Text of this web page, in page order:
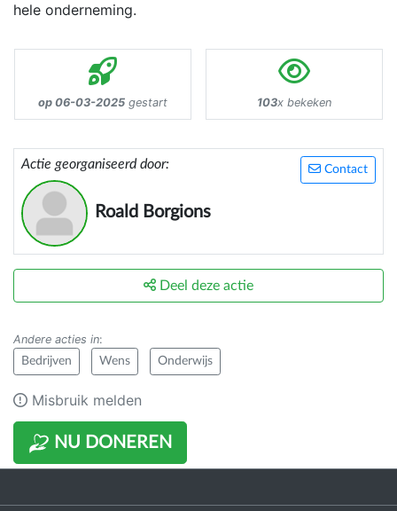
hele onderneming.
op 06-03-2025 gestart 103x bekeken
Contact
Actie georganiseerd door:
Roald Borgions
NU DONEREN
Deel deze actie
Andere acties in:
Bedrijven Wens Onderwijs
Misbruik melden